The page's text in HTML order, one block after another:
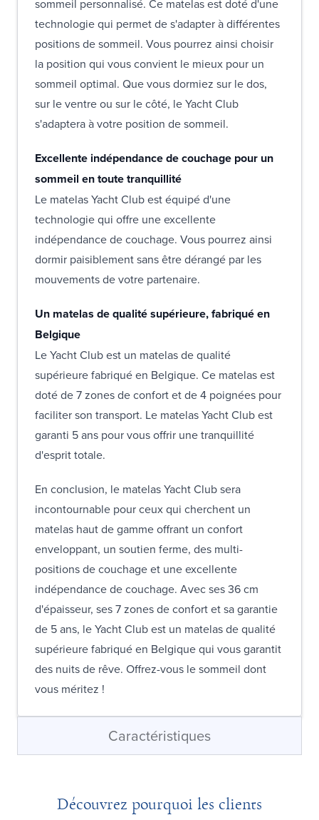
sommeil personnalisé. Ce matelas est doté d'une
technologie qui permet de s'adapter à différentes
positions de sommeil. Vous pourrez ainsi choisir
la position qui vous convient le mieux pour un
sommeil optimal. Que vous dormiez sur le dos,
sur le ventre ou sur le côté, le Yacht Club
s'adaptera à votre position de sommeil.
Excellente indépendance de couchage pour un
sommeil en toute tranquillité
Le matelas Yacht Club est équipé d'une
technologie qui offre une excellente
indépendance de couchage. Vous pourrez ainsi
dormir paisiblement sans être dérangé par les
mouvements de votre partenaire.
Un matelas de qualité supérieure, fabriqué en
Belgique
Le Yacht Club est un matelas de qualité
supérieure fabriqué en Belgique. Ce matelas est
doté de 7 zones de confort et de 4 poignées pour
faciliter son transport. Le matelas Yacht Club est
garanti 5 ans pour vous offrir une tranquillité
d'esprit totale.
En conclusion, le matelas Yacht Club sera
incontournable pour ceux qui cherchent un
matelas haut de gamme offrant un confort
enveloppant, un soutien ferme, des multi-
positions de couchage et une excellente
indépendance de couchage. Avec ses 36 cm
d'épaisseur, ses 7 zones de confort et sa garantie
de 5 ans, le Yacht Club est un matelas de qualité
supérieure fabriqué en Belgique qui vous garantit
des nuits de rêve. Offrez-vous le sommeil dont
vous méritez !
Caractéristiques
Découvrez pourquoi les clients